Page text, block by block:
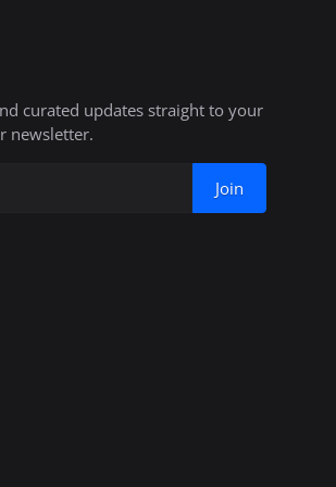
curated updates straight to your
newsletter.
Join